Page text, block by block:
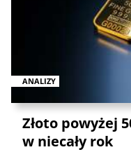
ANALIZY
Złoto powyżej
w niecały rok